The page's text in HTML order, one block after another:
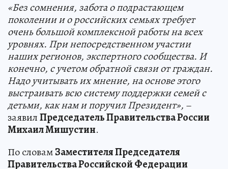
«Без сомнения, забота о подрастающем
поколении и о российских семьях требует
очень большой комплексной работы на всех
уровнях. При непосредственном участии
наших регионов, экспертного сообщества. И
конечно, с учетом обратной связи от граждан.
Надо учитывать их мнение, на основе этого
выстраивать всю систему поддержки семей с
детьми, как нам и поручил Президент», –
заявилПредседатель Правительства России
Михаил Мишустин.
По словамЗаместителя Председателя
Правительства Российской Федерации